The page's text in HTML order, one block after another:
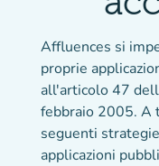
Affluences si
proprie
all'articolo 47
febbraio 2005. A
seguenti
applicazioni